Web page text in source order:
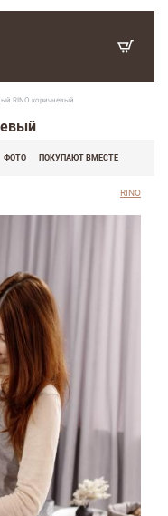
RINO коричневый
ФОТО ПОКУПАЮТ ВМЕСТЕ
RINO
,